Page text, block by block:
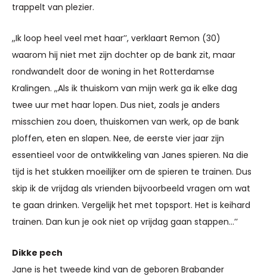
trappelt van plezier.
,,Ik loop heel veel met haar’’, verklaart Remon (30)
waarom hij niet met zijn dochter op de bank zit, maar
rondwandelt door de woning in het Rotterdamse
Kralingen. ,,Als ik thuiskom van mijn werk ga ik elke dag
twee uur met haar lopen. Dus niet, zoals je anders
misschien zou doen, thuiskomen van werk, op de bank
ploffen, eten en slapen. Nee, de eerste vier jaar zijn
essentieel voor de ontwikkeling van Janes spieren. Na die
tijd is het stukken moeilijker om de spieren te trainen. Dus
skip ik de vrijdag als vrienden bijvoorbeeld vragen om wat
te gaan drinken. Vergelijk het met topsport. Het is keihard
trainen. Dan kun je ook niet op vrijdag gaan stappen…’’
Dikke pech
Jane is het tweede kind van de geboren Brabander